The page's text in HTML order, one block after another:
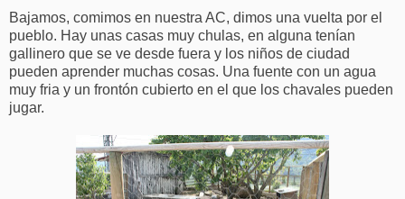
Bajamos, comimos en nuestra AC, dimos una vuelta por el
pueblo. Hay unas casas muy chulas, en alguna tenían
gallinero que se ve desde fuera y los niños de ciudad
pueden aprender muchas cosas. Una fuente con un agua
muy fria y un frontón cubierto en el que los chavales pueden
jugar.